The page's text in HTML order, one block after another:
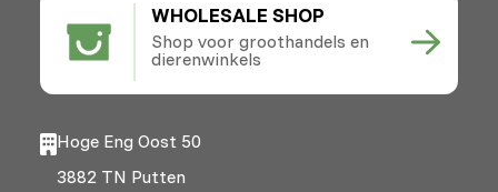
WHOLESALE SHOP
Shop voor groothandels en
dierenwinkels
Hoge Eng Oost 50
3882 TN Putten